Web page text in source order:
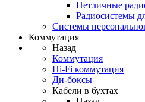
Петличные
Радиосистемы
Системы
Коммутация
Назад
Коммутация
Hi-Fi коммутация
Ди-боксы
Кабели в бухтах